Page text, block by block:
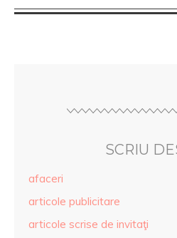
SCRIU
afaceri
articole publicitare
articole scrise de invitaţi